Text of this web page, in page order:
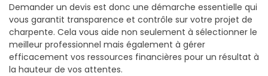
Demander un devis est donc une démarche essentielle qui
vous garantit transparence et contrôle sur votre projet de
charpente. Cela vous aide non seulement à sélectionner le
meilleur professionnel mais également à gérer
efficacement vos ressources financières pour un résultat à
la hauteur de vos attentes.